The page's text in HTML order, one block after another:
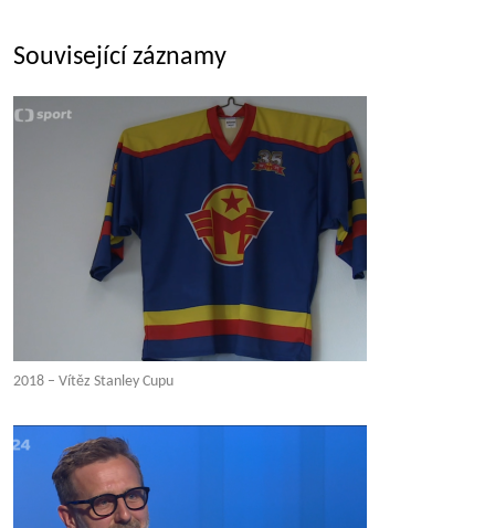
Související záznamy
2018 – Vítěz Stanley Cupu